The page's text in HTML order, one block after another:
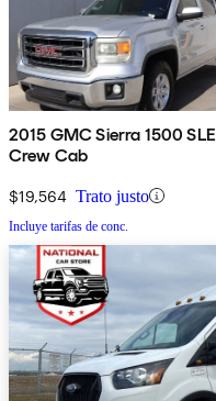
2015 GMC Sierra 1500 SLE
Crew Cab
$19,564 Trato justo
Incluye tarifas de conc.